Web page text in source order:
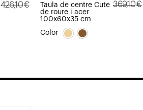
426,10€
Taula de centre Cute
de roure i acer
100x60x35 cm
369,10€
Color